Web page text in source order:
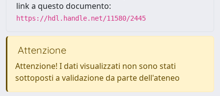
link a questo documento:
https://hdl.handle.net/11580/2445
Attenzione
Attenzione! I dati visualizzati non sono stati
sottoposti a validazione da parte dell'ateneo